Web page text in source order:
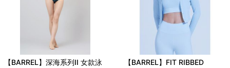
【BARREL】深海系列II 女款泳
【BARREL】FIT RIBBED